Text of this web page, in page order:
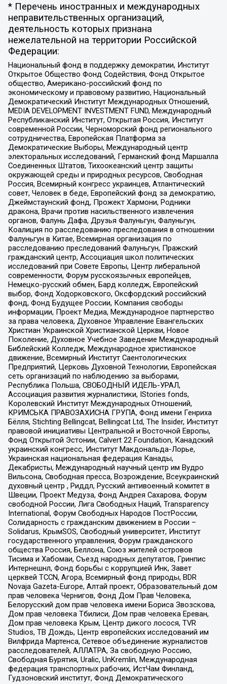
* Перечень иностранных и международных
неправительственных организаций,
деятельность которых признана
нежелательной на территории Российской
Федерации:
Национальный фонд в поддержку демократии, Институт
Открытое Общество Фонд Содействия, Фонд Открытое
общество, Американо-российский фонд по
экономическому и правовому развитию, Национальный
Демократический Институт Международных Отношений,
MEDIA DEVELOPMENT INVESTMENT FUND, Международный
Республиканский Институт, Открытая Россия, Институт
современной России, Черноморский фонд регионального
сотрудничества, Европейская Платформа за
Демократические Выборы, Международный центр
электоральных исследований, Германский фонд Маршалла
Соединенных Штатов, Тихоокеанский центр защиты
окружающей среды и природных ресурсов, Свободная
Россия, Всемирный конгресс украинцев, Атлантический
совет, Человек в беде, Европейский фонд за демократию,
Джеймстаунский фонд, Прожект Хармони, Родники
дракона, Врачи против насильственного извлечения
органов, Фалунь Дафа, Друзья Фалуньгун, Фалуньгун,
Коалиция по расследованию преследования в отношении
Фалуньгун в Китае, Всемирная организация по
расследованию преследований Фалуньгун, Пражский
гражданский центр, Ассоциация школ политических
исследований при Совете Европы, Центр либеральной
современности, Форум русскоязычных европейцев,
Немецко-русский обмен, Бард колледж, Европейский
выбор, Фонд Ходорковского, Оксфордский российский
фонд, Фонд Будущее России, Компания свободы
информации, Проект Медиа, Международное партнерство
за права человека, Духовное Управление Евангельских
Христиан Украинской Христианской Церкви, Новое
Поколение, Духовное Учебное Заведение Международный
Библейский Колледж, Международное христианское
движение, Всемирный Институт Саентологических
Предприятий, Церковь Духовной Технологии, Европейская
сеть организаций по наблюдению за выборами,
Республика Польша, СВОБОДНЫЙ ИДЕЛЬ-УРАЛ,
Ассоциация развития журналистики, IStories fonds,
Королевский Институт Международных Отношений,
КРИМСЬКА ПРАВОЗАХИСНА ГРУПА, Фонд имени Генриха
Бёлля, Stichting Bellingcat, Bellingcat Ltd, The Insider, Институт
правовой инициативы Центральной и Восточной Европы,
Фонд Открытой Эстонии, Calvert 22 Foundation, Канадский
украинский конгресс, Институт Макдональда-Лорье,
Украинская национальная федерация Канады,
Декабристы, Международный научный центр им Вудро
Вильсона, Свободная пресса, Возрождение, Всеукраинский
духовный центр , Риддл, Русский антивоенный комитет в
Швеции, Проект Медуза, Фонд Андрея Сахарова, Форум
свободной России, Лига Свободных Наций, Transparеncy
International, Форум Свободных Народов ПостРоссии,
Солидарность с гражданским движением в России –
Solidarus, КрымSOS, Свободный университет, Институт
государственного управления, Форум гражданского
общества Россия, Беллона, Союз жителей островов
Тисима и Хабомаи, Съезд народных депутатов, Гринпис
Интернешнл, Фонд борьбы с коррупцией Инк, Завет
церквей TCCN, Агора, Всемирный фонд природы, BDR
Novaja Gazeta-Europe, Алтай проект, Образовательный дом
прав человека Чернигов, Фонд Дом Прав Человека,
Белорусский дом прав человека имени Бориса Звозскова,
Дом прав человека Тбилиси, Дом прав человека Ереван,
Дом прав человека Крым, Центр дикого лосося, TVR
Studios, ТВ Дождь, Центр европейских исследований им
Вилфрида Мартенса, Сетевое объединение журналистов
расследователей, АЛЛАТРА, За свободную Россию,
Свободная Бурятия, Uralic, UnKremlin, Международная
федерация транспортных рабочих, ИстЧам Финланд,
Гудзоновский институт, Фонд Демократического